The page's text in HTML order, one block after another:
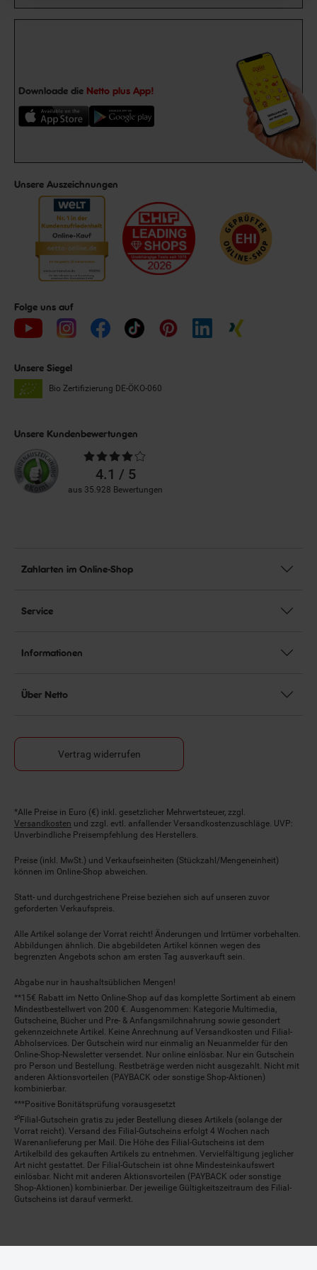
Downloade die Netto plus App!
Unsere Auszeichnungen
Folge uns auf
Unsere Siegel
Bio Zertifizierung DE-ÖKO-060
Unsere Kundenbewertungen
Durchschnittliche
Bewertungen4.1 / 5
aus 35.928 Bewertungen
Zahlarten im Online-Shop
Service
Informationen
Über Netto
Vertrag widerrufen
Fußnoten
*Alle Preise in Euro (€) inkl. gesetzlicher Mehrwertsteuer, zzgl.
Versandkosten und zzgl. evtl. anfallender Versandkostenzuschläge. UVP:
Unverbindliche Preisempfehlung des Herstellers.
Preise (inkl. MwSt.) und Verkaufseinheiten (Stückzahl/Mengeneinheit)
können im Online-Shop abweichen.
Statt- und durchgestrichene Preise beziehen sich auf unseren zuvor
geforderten Verkaufspreis.
Alle Artikel solange der Vorrat reicht! Änderungen und Irrtümer vorbehalten.
Abbildungen ähnlich. Die abgebildeten Artikel können wegen des
begrenzten Angebots schon am ersten Tag ausverkauft sein.
Abgabe nur in haushaltsüblichen Mengen!
**15€ Rabatt im Netto Online-Shop auf das komplette Sortiment ab einem
Mindestbestellwert von 200 €. Ausgenommen: Kategorie Multimedia,
Gutscheine, Bücher und Pre- & Anfangsmilchnahrung sowie gesondert
gekennzeichnete Artikel. Keine Anrechnung auf Versandkosten und Filial-
Abholservices. Der Gutschein wird nur einmalig an Neuanmelder für den
Online-Shop-Newsletter versendet. Nur online einlösbar. Nur ein Gutschein
pro Person und Bestellung. Restbeträge werden nicht ausgezahlt. Nicht mit
anderen Aktionsvorteilen (PAYBACK oder sonstige Shop-Aktionen)
kombinierbar.
***Positive Bonitätsprüfung vorausgesetzt
²⁰Filial-Gutschein gratis zu jeder Bestellung dieses Artikels (solange der
Vorrat reicht). Versand des Filial-Gutscheins erfolgt 4 Wochen nach
Warenanlieferung per Mail. Die Höhe des Filial-Gutscheins ist dem
Artikelbild des gekauften Artikels zu entnehmen. Vervielfältigung jeglicher
Art nicht gestattet. Der Filial-Gutschein ist ohne Mindesteinkaufswert
einlösbar. Nicht mit anderen Aktionsvorteilen (PAYBACK oder sonstige
Shop-Aktionen) kombinierbar. Der jeweilige Gültigkeitszeitraum des Filial-
Gutscheins ist darauf vermerkt.